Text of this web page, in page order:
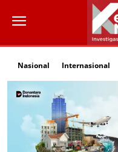
Nasional Internasional